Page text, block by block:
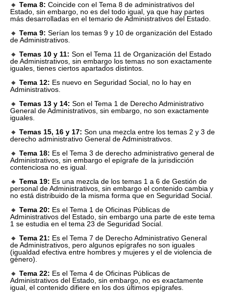
🔸 Tema 8: Coincide con el Tema 8 de administrativos del
Estado, sin embargo, no es del todo igual, ya que hay partes
más desarrolladas en el temario de Administrativos del Estado.
🔸 Tema 9: Serían los temas 9 y 10 de organización del Estado
de Administrativos.
🔸 Temas 10 y 11: Son el Tema 11 de Organización del Estado
de Administrativos, sin embargo los temas no son exactamente
iguales, tienes ciertos apartados distintos.
🔸 Tema 12: Es nuevo en Seguridad Social, no lo hay en
Administrativos.
🔸 Temas 13 y 14: Son el Tema 1 de Derecho Administrativo
General de Administrativos, sin embargo, no son exactamente
iguales.
🔸 Temas 15, 16 y 17: Son una mezcla entre los temas 2 y 3 de
derecho administrativo General de Administrativos.
🔸 Tema 18: Es el Tema 3 de derecho administrativo general de
Administrativos, sin embargo el epígrafe de la jurisdicción
contenciosa no es igual.
🔸 Tema 19: Es una mezcla de los temas 1 a 6 de Gestión de
personal de Administrativos, sin embargo el contenido cambia y
no está distribuido de la misma forma que en Seguridad Social.
🔸 Tema 20: Es el Tema 1 de Oficinas Públicas de
Administrativos del Estado, sin embargo una parte de este tema
1 se estudia en el tema 23 de Seguridad Social.
🔸 Tema 21: Es el Tema 7 de Derecho Administrativo General
de Administrativos, pero algunos epígrafes no son iguales
(igualdad efectiva entre hombres y mujeres y el de violencia de
género).
🔸 Tema 22: Es el Tema 4 de Oficinas Públicas de
Administrativos del Estado, sin embargo, no es exactamente
igual, el contenido difiere en los dos últimos epígrafes.